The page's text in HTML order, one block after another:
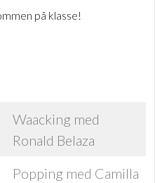
på klasse!
Waacking med
Ronald Belaza
Popping med Camilla